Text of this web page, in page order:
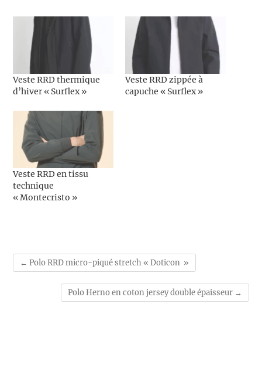
Veste RRD thermique
d’hiver « Surflex »
Veste RRD zippée à
capuche « Surflex »
Veste RRD en tissu
technique
« Montecristo »
← Polo RRD micro-piqué stretch « Doticon »
Polo Herno en coton jersey double épaisseur →